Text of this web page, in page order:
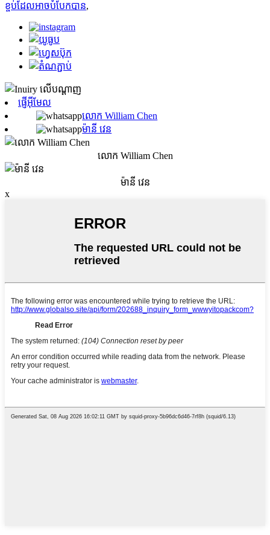
ខ្ចប់ដែលអាចបំបែកបាន,
ផ្ញើអ៊ីមែល
លោក William Chen
ម៉ានី វេន
លោក William Chen
ម៉ានី វេន
x